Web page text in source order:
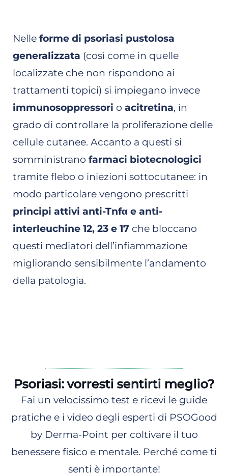
Nelle forme di psoriasi pustolosa
generalizzata (così come in quelle
localizzate che non rispondono ai
trattamenti topici) si impiegano invece
immunosoppressori o acitretina, in
grado di controllare la proliferazione delle
cellule cutanee. Accanto a questi si
somministrano farmaci biotecnologici
tramite flebo o iniezioni sottocutanee: in
modo particolare vengono prescritti
principi attivi anti-Tnfα e anti-
interleuchine 12, 23 e 17 che bloccano
questi mediatori dell’infiammazione
migliorando sensibilmente l’andamento
della patologia.
Psoriasi: vorresti sentirti meglio?
Fai un velocissimo test e ricevi le guide
pratiche e i video degli esperti di PSOGood
by Derma-Point per coltivare il tuo
benessere fisico e mentale. Perché come ti
senti è importante!